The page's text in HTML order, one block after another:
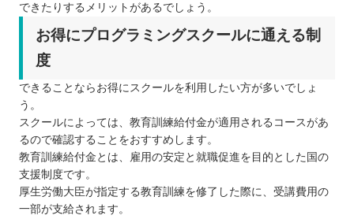
できたりするメリットがあるでしょう。
お得にプログラミングスクールに通える制
度
できることならお得にスクールを利用したい方が多いでしょ
う。
スクールによっては、教育訓練給付金が適用されるコースがあ
るので確認することをおすすめします。
教育訓練給付金とは、雇用の安定と就職促進を目的とした国の
支援制度です。
厚生労働大臣が指定する教育訓練を修了した際に、受講費用の
一部が支給されます。